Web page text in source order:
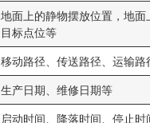
地面上的静物摆放位置，地面
目标点位等
移动路径、传送路径、运输路
生产日期、维修日期等
启动时间、降落时间、停止时